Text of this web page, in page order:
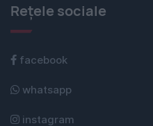
Rețele sociale
facebook
whatsapp
instagram